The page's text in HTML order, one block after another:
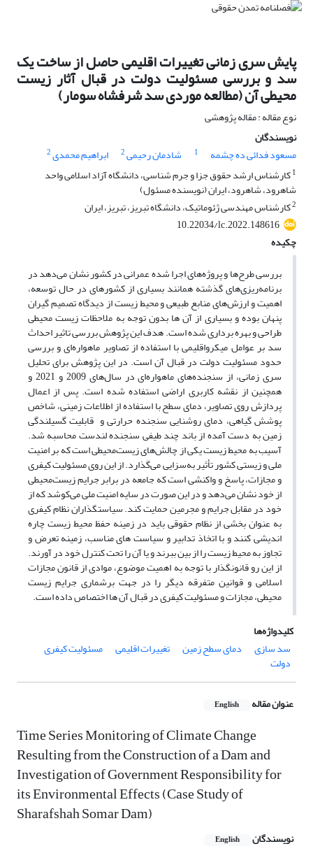
پایش سری زمانی تغییرات اقلیمی حاصل از ساخت یک
سد و بررسی مسئولیت دولت در قبال آثار زیست
محیطی آن (مطالعه موردی سد شرفشاه سومار)
نوع مقاله : مقاله پژوهشی
نویسندگان
مسعود فدائی ده چشمه
1 شادمان رحیمی2 ابراهیم محمدی2
1کارشناس ارشد حقوق جزا و جرم شناسی، دانشگاه آزاد اسلامی واحد
شاهرود، شاهرود، ایران (نویسنده مسئول)
2کارشناس مهندسی ژئوماتیک، دانشگاه تبریز، تبریز، ایران
10.22034/lc.2022.148616
چکیده
بررسی طرح‌ها و پروژه‌های اجرا شده عمرانی در کشور نشان می‌دهد در
برنامه‌ریزی‌های گذشته همانند بسیاری از کشورهای در حال توسعه،
اهمیت و ارزش‌های منابع طبیعی و محیط زیست از دیدگاه تصمیم گیران
پنهان بوده و بسیاری از آن ها بدون توجه به ملاحظات زیست محیطی
طراحی و بهره برداری شده است. هدف این پژوهش بررسی تاثیر احداث
سد بر عوامل میکرواقلیمی با استفاده از تصاویر ماهواره‌ای و بررسی
حدود مسئولیت دولت در قبال آن است. در این پژوهش برای تحلیل
سری زمانی، از سنجنده‌های ماهواره‌ای در سال‌های 2009 و 2021 و
همچنین از نقشه کاربری اراضی استفاده شده ‌است. پس از اعمال
پردازش روی تصاویر، دمای سطح با استفاده از اطلاعات زمینی، شاخص
پوشش گیاهی، دمای روشنایی سنجنده حرارتی و قابلیت گسیلندگی
زمین به دست آمده از باند چند طیفی سنجنده لندست محاسبه شد.
آسیب به محیط‌ زیست یکی از چالش‌های زیست‌محیطی است که بر امنیت
ملی و زیستی کشور تأثیر به‌سزایی می‌گذارد. از این روی مسئولیت کیفری
و مجازات، پاسخ و واکنشی است که جامعه در برابر جرایم زیست‌محیطی
از خود نشان می‌دهد و در این صورت در سایه امنیت ملی می‌کوشد که از
خود در مقابل جرایم و مجرمین حمایت کند. سیاستگذاران نظام کیفری
به عنوان بخشی از نظام حقوقی باید در زمینه حفظ محیط زیست چاره
اندیشی کنند و با اتخاذ تدابیر و سیاست های مناسب، زمینه تعرض و
تجاوز به محیط زیست را از بین ببرند و یا آن را تحت کنترل خود در آورند.
از این رو قانونگذار با توجه به اهمیت موضوع، موادی از قانون مجازات
اسلامی و قوانین متفرقه دیگر را در جهت برشماری جرایم زیست
محیطی، مجازات و مسئولیت کیفری در قبال آن ها اختصاص داده است.
کلیدواژه‌ها
سد سازی
دمای سطح زمین تغییرات اقلیمی مسئولیت کیفری
دولت
عنوان مقاله English
Time Series Monitoring of Climate Change
Resulting from the Construction of a Dam and
Investigation of Government Responsibility for
its Environmental Effects (Case Study of
Sharafshah Somar Dam)
نویسندگان English